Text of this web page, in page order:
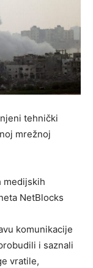
tehnički
mrežnoj
medijskih
NetBlocks
komunikacije
i saznali
vratile,